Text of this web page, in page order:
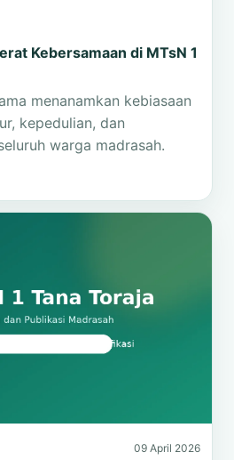
Kebersamaan di MTsN 1
menanamkan kebiasaan
kepedulian, dan
warga madrasah.
09 April 2026